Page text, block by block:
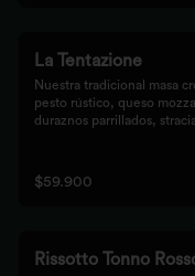
La Tentazione
Nuestra tradicional masa
pesto rústico, queso
duraznos parrillados,
$59.900
Rissotto Tonno